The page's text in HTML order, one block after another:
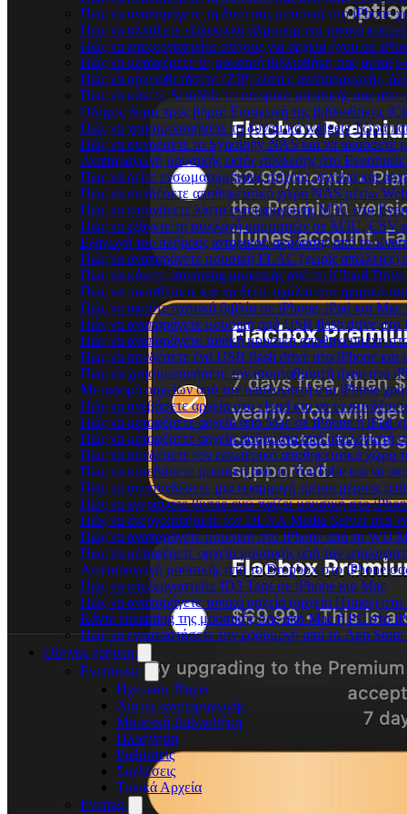
Πώς να αναπαράγετε τη δική σας μουσική στο iPhone
Πώς να αλλάξετε εξώφυλλα άλμπουμ για τοπικά
Πώς να επεξεργαστείτε στίχους για αρχεία ήχου σε
Πώς να μεταφέρετε τη μουσική βιβλιοθήκη σας
Πώς να αρχειοθετήσετε (ZIP) λίστες αναπαραγωγής,
Πώς να κάνετε Scrobble το ιστορικό μουσικής σας
Οδηγός βήμα προς βήμα: Εισαγωγή της βιβλιοθήκης
Πώς να χρησιμοποιήσετε τα δυναμικά widgets Τώρα
Πώς να συνδέσετε το Synology NAS και να ακούσετε
Αναπαραγωγή μουσικής εκτός σύνδεσης στο
Πώς να δείτε ενσωματωμένους στίχους, σχόλια και
Πώς να συνδέσετε αποθηκευτικό χώρο NAS μέσω
Πώς να εισαγάγετε λίστα αναπαραγωγής M3U στο
Πώς να εξάγετε τη συλλογή κομματιών σε M3U,
Εξαγωγή του πλήρους ιστορικού ακρόασης από το
Πώς να αναπαράγετε μουσική FLAC (χωρίς απώλειες)
Πώς να κάνετε streaming μουσικής από το iCloud
Πώς να προσθέσετε και να δείτε σχόλια στα ηχητικά
Πώς να ακούτε ηχητικά βιβλία σε iPhone, iPad και
Πώς να αναπαράγετε μουσική από USB flash drive στο
Πώς να αναπαράγετε τοπική μουσική αποθηκευμένη
Πώς να συνδέσετε ένα USB flash drive στο iPhone και
Πώς να χρησιμοποιήσετε τον ισοσταθμιστή ήχου στο
Μεταφορά αρχείων από τον υπολογιστή στο iPhone
Πώς να ανεβάσετε αρχεία στο cloud και να τα
Πώς να μεταφέρετε αρχεία από Mac σε iPhone ή iPad
Πώς να μεταφέρετε αρχεία ασύρματα από υπολογιστή
Πώς να συνδέσετε τον εσωτερικό αποθηκευτικό
Πώς να κατεβάσετε μουσική από το YouTube και να
Πώς να αποσυνδέσετε μια εφαρμογή τρίτου μέρους
Πώς να εγγράψετε βίντεο ενώ παίζει μουσική στο
Πώς να ενεργοποιήσετε τον DLNA Media Server στα
Πώς να αναπαράγετε μουσική στο iPhone από το WD
Πώς να μεταφέρετε αρχεία μουσικής από τον
Αναπαραγωγή μουσικής από το Dropbox στο iPhone
Πώς να επεξεργαστείτε ID3 Tags σε iPhone και Mac
Πώς να αναπαράγετε τοπικά αρχεία (αρχεία iTunes)
Κάντε streaming της μουσικής σας από Mac ή PC στο
Πώς να εγκαταστήσετε την εφαρμογή από το App Store
Οδηγός χρήστη
Evermusic
Ηχητικός Player
Λίστες αναπαραγωγής
Μουσική Βιβλιοθήκη
Πλοήγηση
Ρυθμίσεις
Συνδέσεις
Τοπικά Αρχεία
Evertag